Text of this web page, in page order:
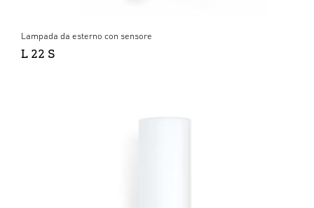
Lampada da esterno con sensore
L 22 S